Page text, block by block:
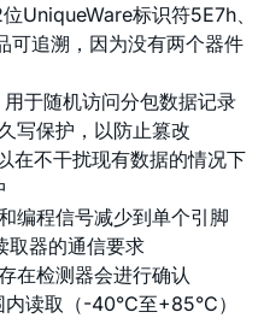
UniqueWare标识符5E7h、
可追溯，因为没有两个器件
于随机访问分包数据记录
写保护，以防止篡改
在不干扰现有数据的情况下
编程信号减少到单个引脚
取器的通信要求
在检测器会进行确认
读取（-40°C至+85°C）